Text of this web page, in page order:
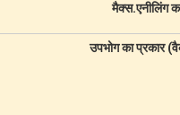
मैक्स.एनीलिंग
उपभोग का प्रकार